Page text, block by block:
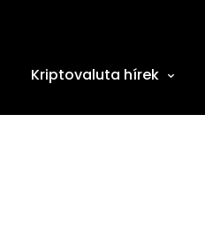
Kriptovaluta hírek